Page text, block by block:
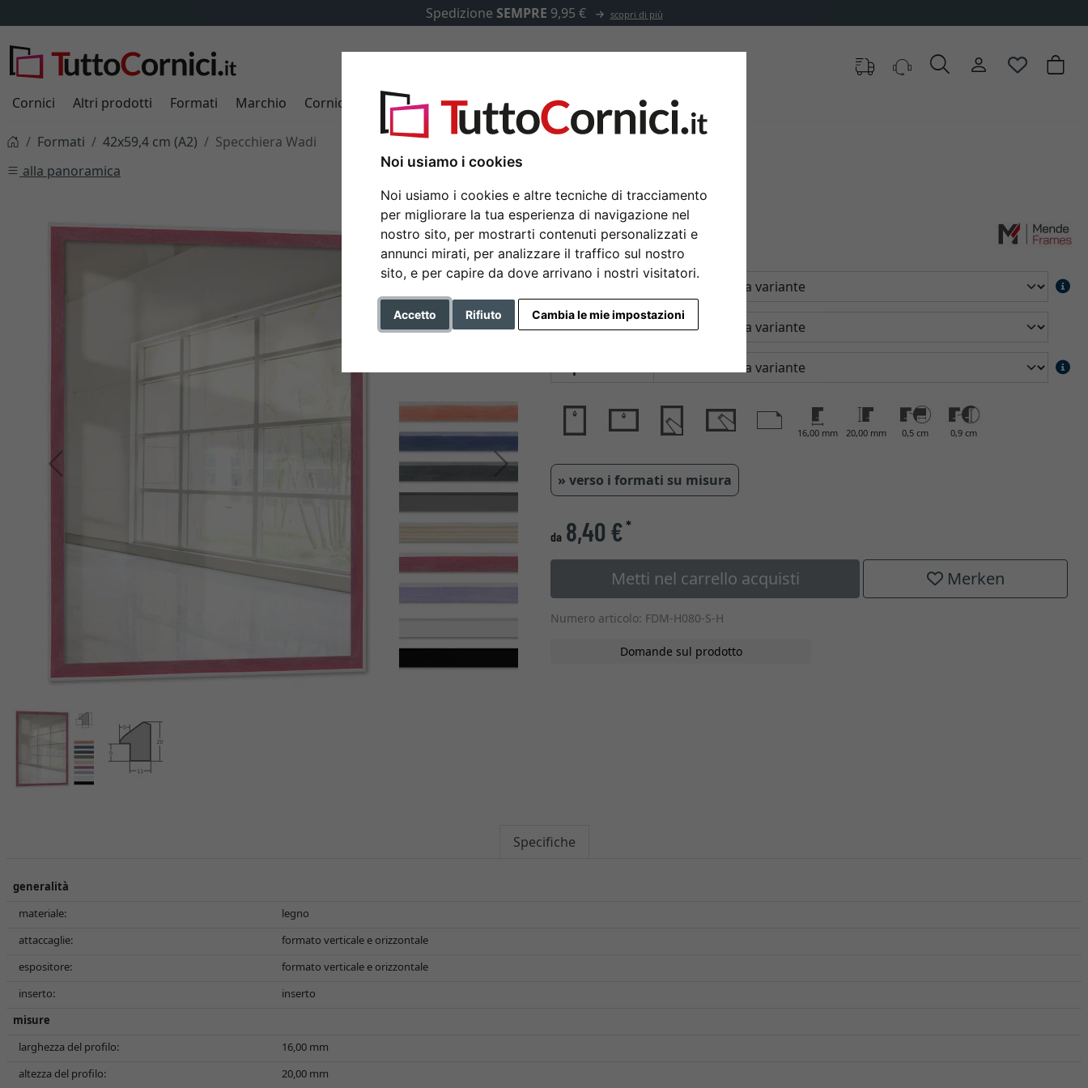
Noi usiamo i cookies
Noi usiamo i cookies e altre tecniche di tracciamento
per migliorare la tua esperienza di navigazione nel
nostro sito, per mostrarti contenuti personalizzati e
annunci mirati, per analizzare il traffico sul nostro
sito, e per capire da dove arrivano i nostri visitatori.
Accetto Rifiuto Cambia le mie impostazioni
Spedizione SEMPRE 9,95 € scopri di più
Cornici Altri prodotti Formati Marchio Cornici su misura Passepartout Accessori
Formati 42x59,4 cm (A2)
Specchiera Wadi
alla panoramica
Indietro Avanti
Specchiera Wadi
Colore
16,00 mm 20,00 mm 0,5 cm 0,9 cm
» verso i formati su misura
da 8,40 €*
Metti nel carrello acquisti Merken
Numero articolo: FDM-H080-S-H
Domande sul prodotto
Specifiche
generalità
materiale:
legno
attaccaglie:
formato verticale e orizzontale
espositore:
formato verticale e orizzontale
inserto:
inserto
misure
larghezza del profilo:
16,00 mm
altezza del profilo:
20,00 mm